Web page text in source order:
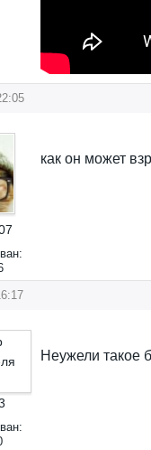
как он может
Неужели такое